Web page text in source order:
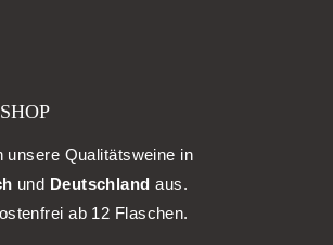
unsere Qualitätsweine in
und Deutschland aus.
ab 12 Flaschen.